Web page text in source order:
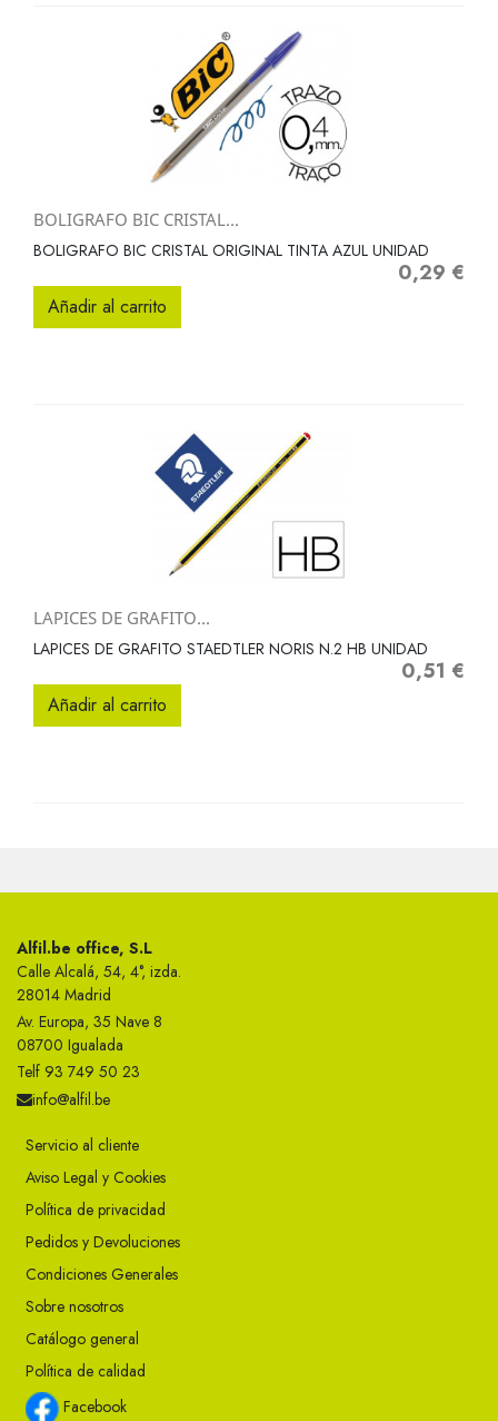
BOLIGRAFO BIC CRISTAL...
BOLIGRAFO BIC CRISTAL ORIGINAL TINTA AZUL UNIDAD
Precio
0,29 €
Añadir al carrito
LAPICES DE GRAFITO...
LAPICES DE GRAFITO STAEDTLER NORIS N.2 HB UNIDAD
Precio
0,51 €
Añadir al carrito
Alfil.be office, S.L
Calle Alcalá, 54, 4°, izda.
28014 Madrid
Av. Europa, 35 Nave 8
08700 Igualada
Telf 93 749 50 23
info@alfil.be
Servicio al cliente
Aviso Legal y Cookies
Política de privacidad
Pedidos y Devoluciones
Condiciones Generales
Sobre nosotros
Catálogo general
Política de calidad
Facebook